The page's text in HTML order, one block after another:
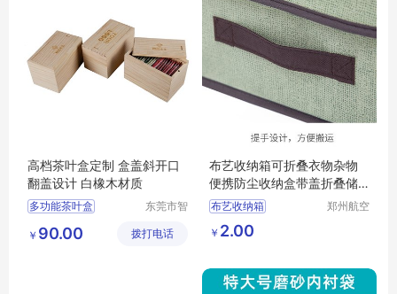
高档茶叶盒定制 盒盖斜开口
翻盖设计 白橡木材质
多功能茶叶盒
茶叶收纳盒
东莞市智
限公司
￥ 90.00 拨打电话
布艺收纳箱可折叠衣物杂物
便携防尘收纳盒带盖折叠储
物箱
布艺收纳箱
可折叠衣物
杂物便携防尘
郑州航空
￥ 2.00